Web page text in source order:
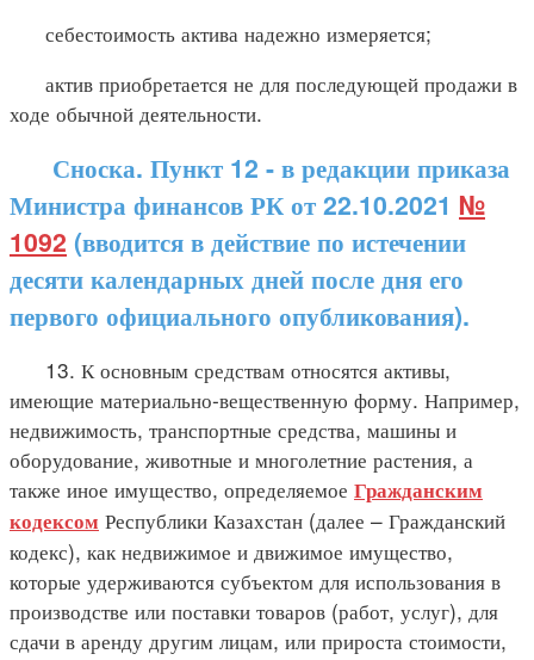
себестоимость актива надежно измеряется;
актив приобретается не для последующей продажи в
ходе обычной деятельности.
Сноска. Пункт 12 - в редакции приказа
Министра финансов РК от 22.10.2021 №
1092 (вводится в действие по истечении
десяти календарных дней после дня его
первого официального опубликования).
13. К основным средствам относятся активы,
имеющие материально-вещественную форму. Например,
недвижимость, транспортные средства, машины и
оборудование, животные и многолетние растения, а
также иное имущество, определяемое Гражданским
кодексом Республики Казахстан (далее – Гражданский
кодекс), как недвижимое и движимое имущество,
которые удерживаются субъектом для использования в
производстве или поставки товаров (работ, услуг), для
сдачи в аренду другим лицам, или прироста стоимости,